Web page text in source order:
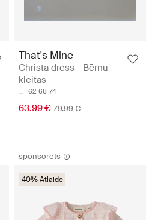
That's Mine
Christa dress - Bērnu
kleitas
62 68 74
63.99 € 79.99 €
sponsorēts
40% Atlaide